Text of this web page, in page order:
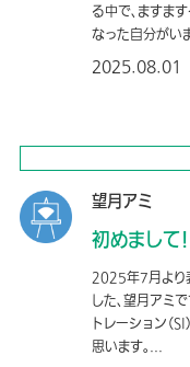
る中で、ますま
なった自分がい
2025.08.01
望月アミ
初めまして！
2025年7月より
した、望月アミ
トレーション（
思います。...